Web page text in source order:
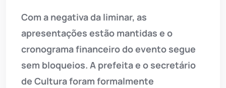
Com a negativa da liminar, as
apresentações estão mantidas e o
cronograma financeiro do evento segue
sem bloqueios. A prefeita e o secretário
de Cultura foram formalmente